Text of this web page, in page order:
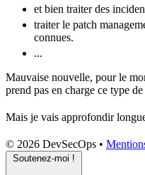
et bien traiter des
traiter le patch
connues.
...
Mauvaise nouvelle, pour le
prend pas en charge ce type
Mais je vais approfondir
© 2026 DevSecOps •
Soutenez-moi !